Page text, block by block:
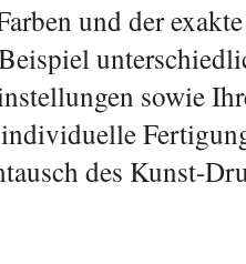
und der
sowie
des Kunst-